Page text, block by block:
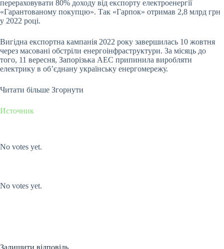
перераховувати 80% доходу від експорту електроенергії
«Гарантованому покупцю». Так «Гарпок» отримав 2,8 млрд грн
у 2022 році.
Вигідна експортна кампанія 2022 року завершилась 10 жовтня
через масовані обстріли енергоінфраструктури. За місяць до
того, 11 вересня, Запорізька АЕС припинила виробляти
електрику в об’єднану українську енергомережу.
Читати більше Згорнути
Источник
No votes yet.
No votes yet.
Залишити відповідь